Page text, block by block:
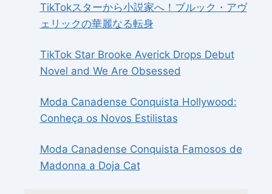
TikTokスターから小説家へ！ブルック・アヴ
ェリックの華麗なる転身
TikTok Star Brooke Averick Drops Debut
Novel and We Are Obsessed
Moda Canadense Conquista Hollywood:
Conheça os Novos Estilistas
Moda Canadense Conquista Famosos de
Madonna a Doja Cat